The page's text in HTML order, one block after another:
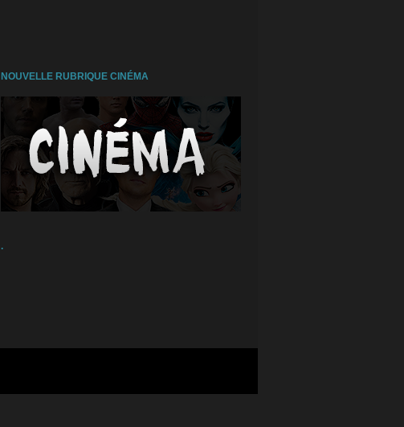
NOUVELLE RUBRIQUE CINÉMA
.